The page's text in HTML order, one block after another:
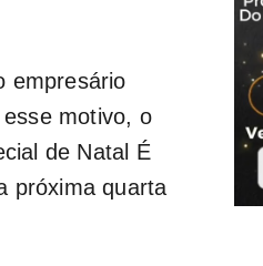
empresário
motivo, o
de Natal É
próxima quarta